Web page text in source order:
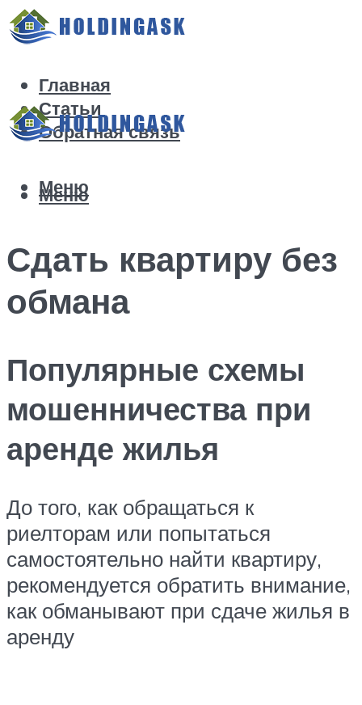
Главная
Статьи
Обратная связь
Меню
Меню
Сдать квартиру без
обмана
Популярные схемы
мошенничества при
аренде жилья
До того, как обращаться к
риелторам или попытаться
самостоятельно найти квартиру,
рекомендуется обратить внимание,
как обманывают при сдаче жилья в
аренду